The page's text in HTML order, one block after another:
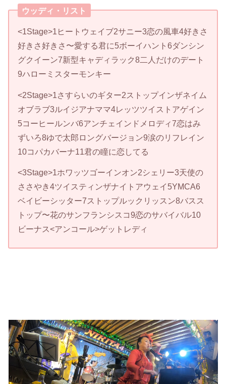
ウッディ・リスト
<1Stage>1ヒートウェイブ2サニー3恋の風車4好きさ
好きさ好きさ〜愛する君に5ボーイハント6ダンシン
グクイーン7新型キャディラック8二人だけのデート
9ハローミスターモンキー
<2Stage>1さすらいのギター2ストップインザネイム
オブラブ3ルイジアナママ4レッツツイストアゲイン
5コーヒールンバ6アンチェインドメロディ7恋はみ
ずいろ8ゆで太郎ロングバージョン9涙のリフレイン
10コパカバーナ11君の瞳に恋してる
<3Stage>1ホワッツゴーインオン2シェリー3天使の
ささやき4ツイスティンザナイトアウェイ5YMCA6
ベイビーシッター7ストップルックリッスン8バスス
トップ〜花のサンフランシスコ9恋のサバイバル10
ビーナス<アンコール>ゲットレディ